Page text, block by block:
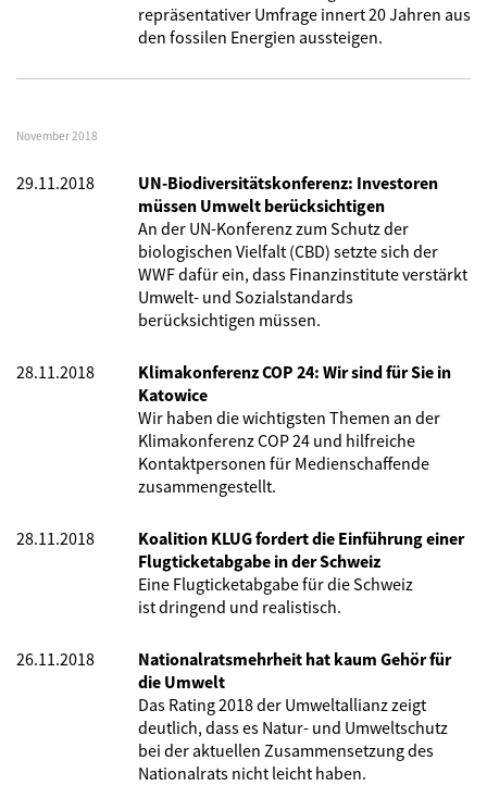
repräsentativer Umfrage innert 20 Jahren aus
den fossilen Energien aussteigen.
November 2018
29.11.2018
UN-Biodiversitätskonferenz: Investoren
müssen Umwelt berücksichtigen
An der UN-Konferenz zum Schutz der
biologischen Vielfalt (CBD) setzte sich der
WWF dafür ein, dass Finanzinstitute verstärkt
Umwelt- und Sozialstandards
berücksichtigen müssen.
28.11.2018
Klimakonferenz COP 24: Wir sind für Sie in
Katowice
Wir haben die wichtigsten Themen an der
Klimakonferenz COP 24 und hilfreiche
Kontaktpersonen für Medienschaffende
zusammengestellt.
28.11.2018
Koalition KLUG fordert die Einführung einer
Flugticketabgabe in der Schweiz
Eine Flugticketabgabe für die Schweiz
ist dringend und realistisch.
26.11.2018
Nationalratsmehrheit hat kaum Gehör für
die Umwelt
Das Rating 2018 der Umweltallianz zeigt
deutlich, dass es Natur- und Umweltschutz
bei der aktuellen Zusammensetzung des
Nationalrats nicht leicht haben.